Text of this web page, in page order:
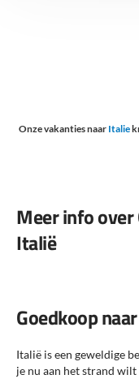
Onze vakanties naar Italie
Meer info over
Italië
Goedkoop
Italië is een geweldige
je nu aan het strand